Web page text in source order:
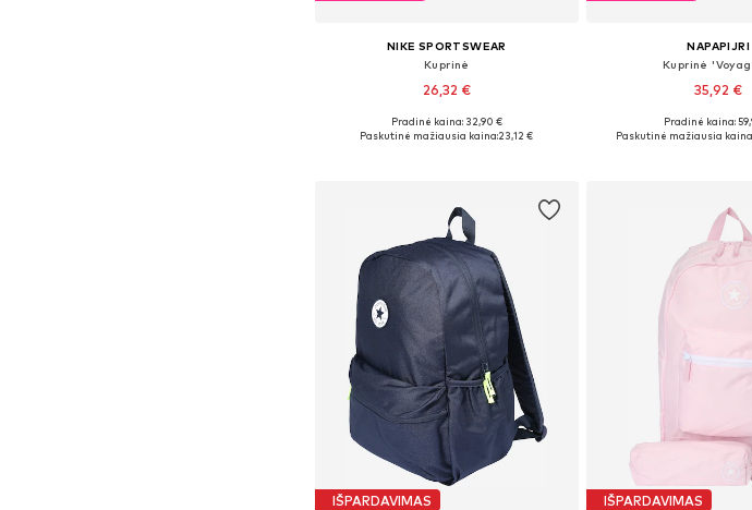
NIKE SPORTSWEAR
Kuprinė
26,32 €
Galimi dydžiai: One Size
Pradinė kaina: 32,90 €
Paskutinė mažiausia kaina:23,12 €
NAPAPIJRI
Kuprinė
35,92 €
Galimi dydžiai:
Pradinė kaina:
Paskutinė mažiausia
IŠPARDAVIMAS IŠPARDAVIMAS